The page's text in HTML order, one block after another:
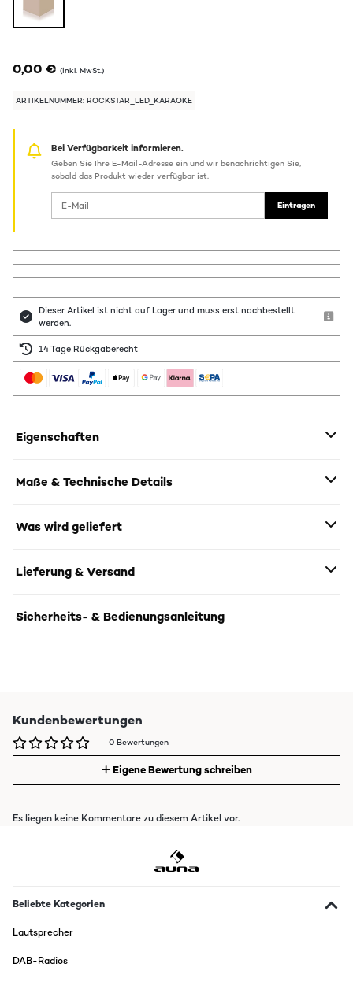
0,00 € (inkl. MwSt.)
ARTIKELNUMMER: ROCKSTAR_LED_KARAOKE
Bei Verfügbarkeit informieren.
Geben Sie Ihre E-Mail-Adresse ein und wir benachrichtigen Sie,
sobald das Produkt wieder verfügbar ist.
Eintragen
Dieser Artikel ist nicht auf Lager und muss erst nachbestellt
werden.
14 Tage Rückgaberecht
Eigenschaften
Maße & Technische Details
Was wird geliefert
Lieferung & Versand
Sicherheits- & Bedienungsanleitung
Kundenbewertungen
0 Bewertungen
Eigene Bewertung schreiben
Es liegen keine Kommentare zu diesem Artikel vor.
Beliebte Kategorien
Lautsprecher
DAB-Radios